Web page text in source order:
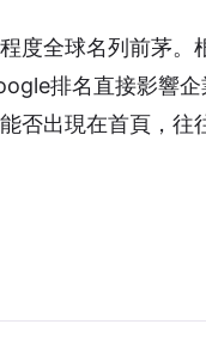
度全球名列前茅
排名直接影響
否出現在首頁，